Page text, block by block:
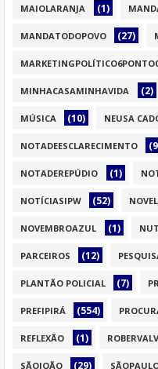
MAIOLARANJA (1)
MANDATODOPOVO (27)
MINHACASAMINHAVIDA (2)
MÚSICA (10) NEUSA
NOTADEESCLARECIMENTO
NOTADEREPÚDIO (1)
NOTÍCIASIPW (52)
NOVEMBROAZUL (1)
PARCEIROS (12)
PLANTÃO POLICIAL (7)
PREFIPIRÁ (554)
REFLEXÃO (1)
SÃOJOÃO (29)